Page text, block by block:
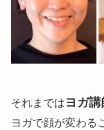
それまでは ヨガ
ヨガで顔が変わる